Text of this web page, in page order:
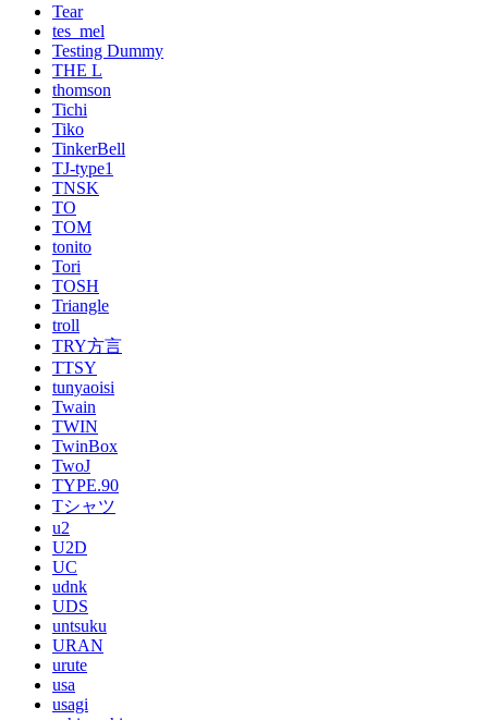
Tear
tes_mel
Testing Dummy
THE L
thomson
Tichi
Tiko
TinkerBell
TJ-type1
TNSK
TO
TOM
tonito
Tori
TOSH
Triangle
troll
TRY方言
TTSY
tunyaoisi
Twain
TWIN
TwinBox
TwoJ
TYPE.90
Tシャツ
u2
U2D
UC
udnk
UDS
untsuku
URAN
urute
usa
usagi